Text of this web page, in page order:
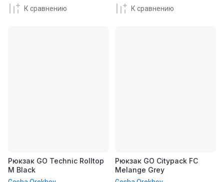
К сравнению К сравнению
Рюкзак GO Technic Rolltop
M Black
Рюкзак GO Citypack FC
Melange Grey